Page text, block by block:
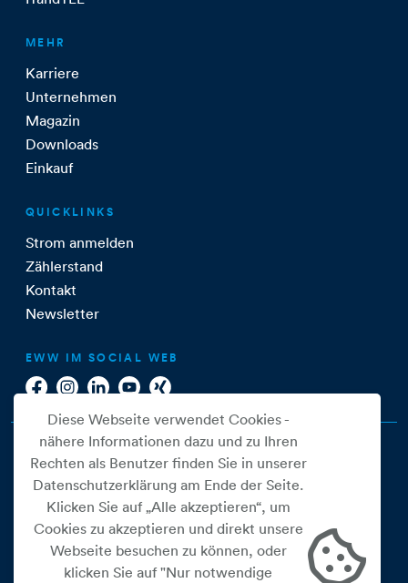
MEHR
Karriere
Unternehmen
Magazin
Downloads
Einkauf
QUICKLINKS
Strom anmelden
Zählerstand
Kontakt
Newsletter
EWW IM SOCIAL WEB
Cookie Einstellungen
Diese Webseite verwendet Cookies -
nähere Informationen dazu und zu Ihren
Rechten als Benutzer finden Sie in unserer
Datenschutzerklärung am Ende der Seite.
Klicken Sie auf „Alle akzeptieren“, um
Cookies zu akzeptieren und direkt unsere
Webseite besuchen zu können, oder
klicken Sie auf "Nur notwendige